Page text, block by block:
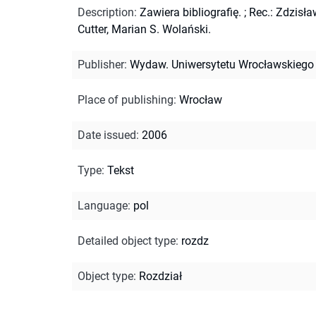
Description: Zawiera bibliografię. ; Rec.:
Cutter, Marian S. Wolański.
Publisher: Wydaw. Uniwersytetu Wrocławskiego
Place of publishing: Wrocław
Date issued: 2006
Type: Tekst
Language: pol
Detailed object type: rozdz
Object type: Rozdział